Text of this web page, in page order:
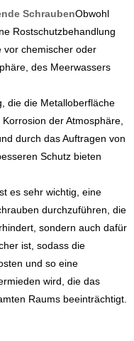
SchraubenObwohl
Rostschutzbehandlung
vor chemischer oder
des Meerwassers
die die Metalloberfläche
der Atmosphäre,
durch das Auftragen von
Schutz bieten
es sehr wichtig, eine
durchzuführen, die
sondern auch dafür
ist, sodass die
und so eine
wird, die das
Raums beeinträchtigt.